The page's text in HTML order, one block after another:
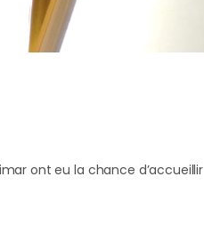
ont eu la chance d’accueillir